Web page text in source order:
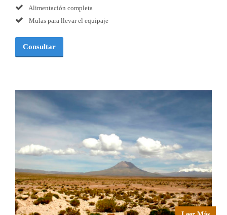
Alimentación completa
Mulas para llevar el equipaje
Consultar